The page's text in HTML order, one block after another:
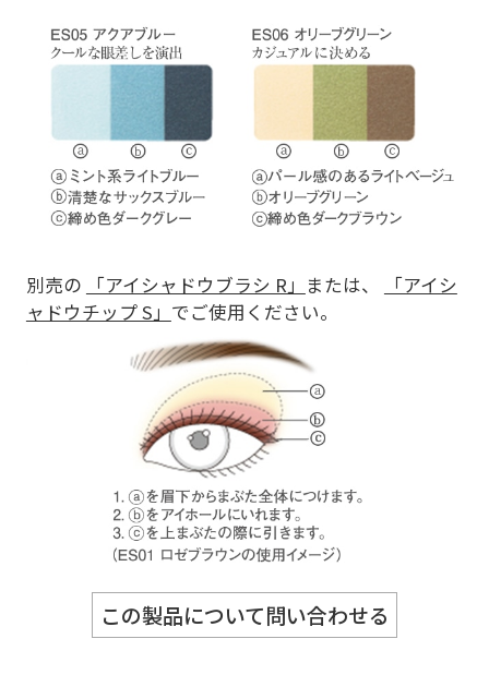
別売の 「アイシャドウブラシ R」 または、
「アイシ
ャドウチップ S」 でご使用ください。
この製品について問い合わせる